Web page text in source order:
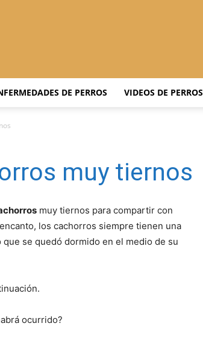
Adiestrar
DE PERROS VIDEOS DE PERROS
muy tiernos
muy tiernos para compartir con
los cachorros siempre tienen una
se quedó dormido en el medio de su
ocurrido?